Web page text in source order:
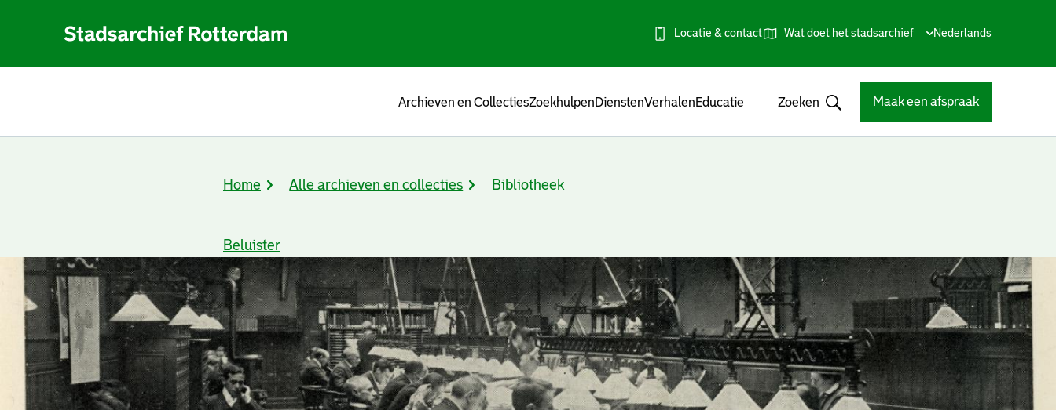
Locatie & contact Wat doet het stadsarchief
Huidige
Nederlands
Archieven en CollectiesZoekhulpenDienstenVerhalenEducatie Zoeken Maak een afspraak
Kruimelpad
Home Alle archieven en collecties Bibliotheek
Beluister